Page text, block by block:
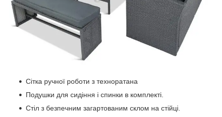
Сітка ручної роботи з техноратана
Подушки для сидіння і спинки в комплекті.
Стіл з безпечним загартованим склом на стійці.